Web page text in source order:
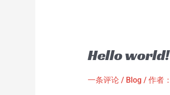
Hello world!
一条评论 / Blog / 作者：
Hello